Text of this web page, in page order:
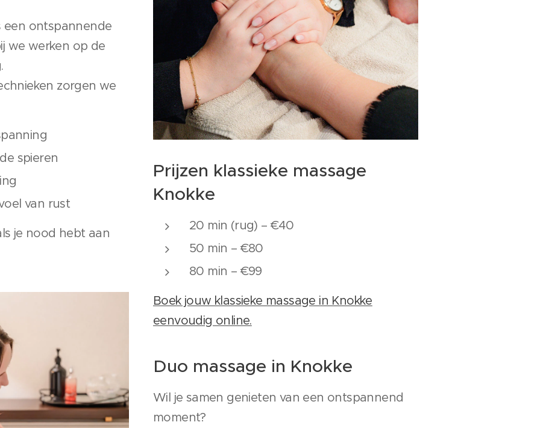
een ontspannende
we werken op de
zorgen we
spieren
van rust
je nood hebt aan
Prijzen klassieke massage
Knokke
20 min (rug) – €40
50 min – €80
80 min – €99
Boek jouw klassieke massage in Knokke
eenvoudig online.
Duo massage in Knokke
Wil je samen genieten van een ontspannend
moment?